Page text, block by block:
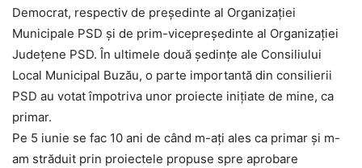
Democrat, respectiv de președinte al Organizației
Municipale PSD și de prim-vicepreședinte al Organizației
Județene PSD. În ultimele două ședințe ale Consiliului
Local Municipal Buzău, o parte importantă din consilierii
PSD au votat împotriva unor proiecte inițiate de mine, ca
primar.
Pe 5 iunie se fac 10 ani de când m-ați ales ca primar și m-
am străduit prin proiectele propuse spre aprobare